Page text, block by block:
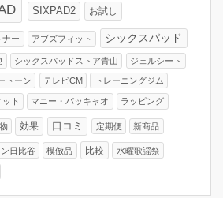
SIXPAD2 お試し
ナー アブズフィット シックスパッド
シックスパッドストア青山 ジェルシート
トーン テレビCM トレーニングジム
ト マニー・パッキャオ ラッピング
効果 口コミ 定期便 新商品
日比谷 模倣品 比較 水曜歌謡祭